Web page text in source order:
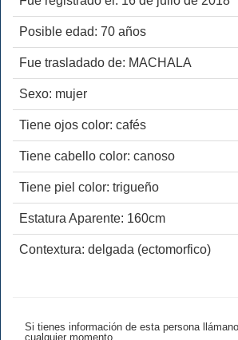
Posible edad: 70 años
Fue trasladado de: MACHALA
Sexo: mujer
Tiene ojos color: cafés
Tiene cabello color: canoso
Tiene piel color: trigueño
Estatura Aparente: 160cm
Contextura: delgada (ectomorfico)
Si tienes información de esta persona
cualquier momento